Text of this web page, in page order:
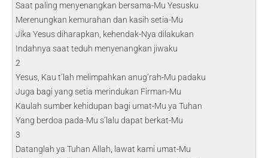
Saat paling menyenangkan bersama-Mu Yesusku
Merenungkan kemurahan dan kasih setia-Mu
Jika Yesus diharapkan, kehendak-Nya dilakukan
Indahnya saat teduh menyenangkan jiwaku
2
Yesus, Kau t’lah melimpahkan anug’rah-Mu padaku
Juga bagi yang setia merindukan Firman-Mu
Kaulah sumber kehidupan bagi umat-Mu ya Tuhan
Yang berdoa pada-Mu s’lalu dapat berkat-Mu
3
Datanglah ya Tuhan Allah, lawat kami umat-Mu